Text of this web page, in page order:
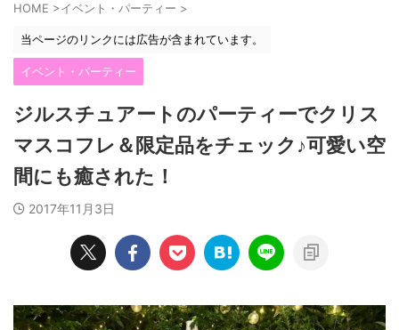
HOME >イベント・パーティー >
当ページのリンクには広告が含まれています。
イベント・パーティー
ジルスチュアートのパーティーでクリス
マスコフレ＆限定品をチェック♪可愛い空
間にも癒された！
2017年11月3日